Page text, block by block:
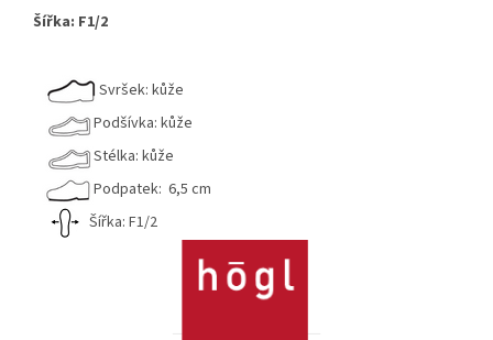
Šířka: F1/2
Svršek: kůže
Podšívka: kůže
Stélka: kůže
Podpatek: 6,5 cm
Šířka: F1/2